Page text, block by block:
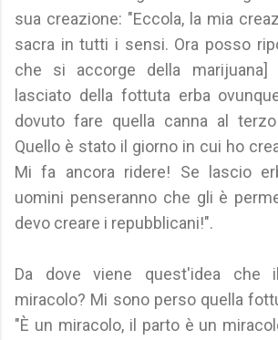
sua creazione: "Eccola, la mia
sacra in tutti i sensi. Ora posso
che si accorge della
lasciato della fottuta erba
dovuto fare quella canna al
Quello è stato il giorno in cui ho
Mi fa ancora ridere! Se lascio
uomini penseranno che gli è
devo creare i repubblicani!".
Da dove viene quest'idea che
miracolo? Mi sono perso quella
"È un miracolo, il parto è un